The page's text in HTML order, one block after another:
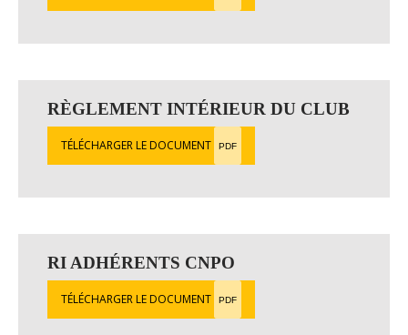
RÈGLEMENT INTÉRIEUR DU CLUB
TÉLÉCHARGER LE DOCUMENT PDF
RI ADHÉRENTS CNPO
TÉLÉCHARGER LE DOCUMENT PDF